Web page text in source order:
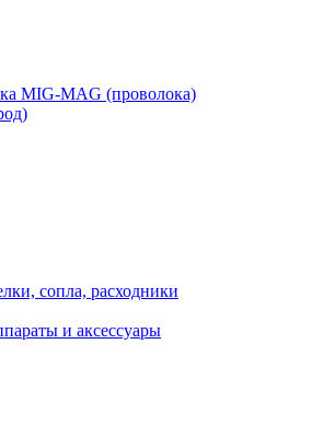
MIG-MAG (проволока)
сопла, расходники
и аксессуары